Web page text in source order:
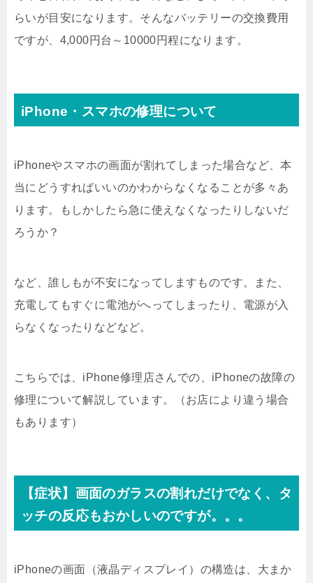
らいが目安になります。そんなバッテリーの交換費用
ですが、4,000円台～10000円程になります。
iPhone・スマホの修理について
iPhoneやスマホの画面が割れてしまった場合など、本
当にどうすればいいのかわからなくなることが多々あ
ります。もしかしたら急に使えなくなったりしないだ
ろうか？
など、誰しもが不安になってしますものです。また、
充電してもすぐに電池がへってしまったり、電源が入
らなくなったりなどなど。
こちらでは、iPhone修理店さんでの、iPhoneの故障の
修理について解説しています。（お店により違う場合
もあります）
【症状】画面のガラスの割れだけでなく、タ
ッチの反応もおかしいのですが。。。
iPhoneの画面（液晶ディスプレイ）の構造は、大まか